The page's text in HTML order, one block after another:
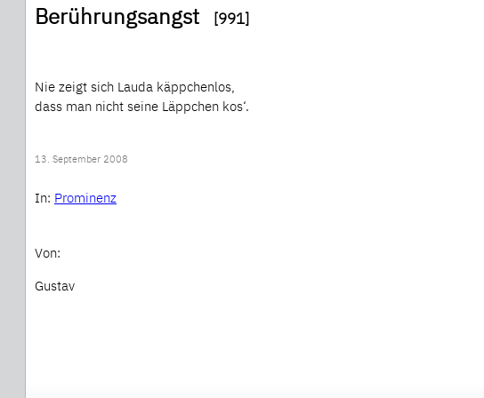
Berührungsangst [991]
Nie zeigt sich Lauda käppchenlos,
dass man nicht seine Läppchen kos‘.
13. September 2008
In: Prominenz
Von:
Gustav